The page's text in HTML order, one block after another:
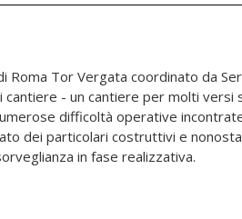
in fase realizzativa.